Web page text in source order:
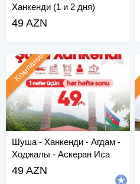
Ханкенди (1 и 2 дня)
49 AZN
Шуша - Ханкенди - Агдам -
Ходжалы - Аскеран Иса
Булаги Тур
Компания
49 AZN